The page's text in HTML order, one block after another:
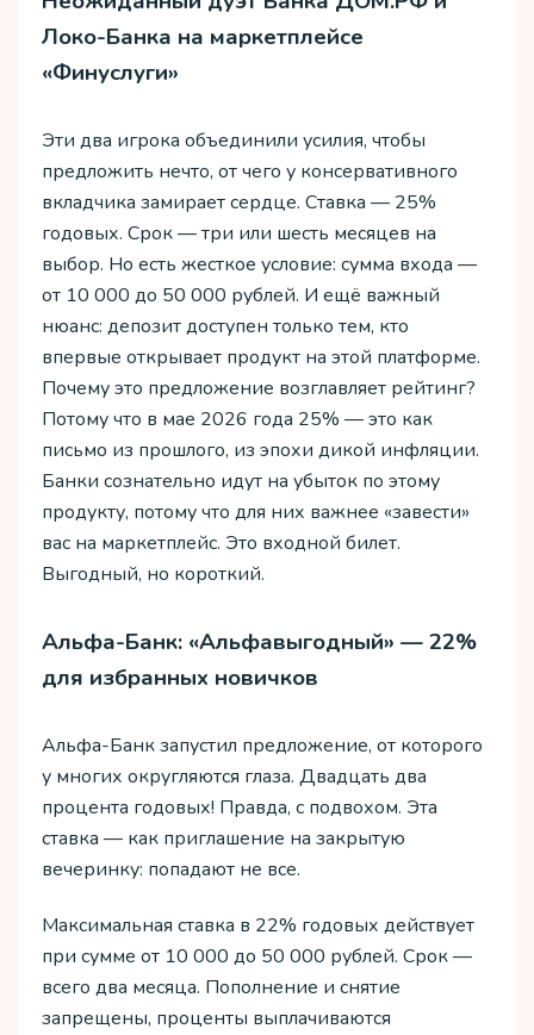
Локо-Банка на маркетплейсе
«Финуслуги»
Эти два игрока объединили усилия, чтобы
предложить нечто, от чего у консервативного
вкладчика замирает сердце. Ставка — 25%
годовых. Срок — три или шесть месяцев на
выбор. Но есть жесткое условие: сумма входа —
от 10 000 до 50 000 рублей. И ещё важный
нюанс: депозит доступен только тем, кто
впервые открывает продукт на этой платформе.
Почему это предложение возглавляет рейтинг?
Потому что в мае 2026 года 25% — это как
письмо из прошлого, из эпохи дикой инфляции.
Банки сознательно идут на убыток по этому
продукту, потому что для них важнее «завести»
вас на маркетплейс. Это входной билет.
Выгодный, но короткий.
Альфа-Банк: «Альфавыгодный» — 22%
для избранных новичков
Альфа-Банк запустил предложение, от которого
у многих округляются глаза. Двадцать два
процента годовых! Правда, с подвохом. Эта
ставка — как приглашение на закрытую
вечеринку: попадают не все.
Максимальная ставка в 22% годовых действует
при сумме от 10 000 до 50 000 рублей. Срок —
всего два месяца. Пополнение и снятие
запрещены, проценты выплачиваются